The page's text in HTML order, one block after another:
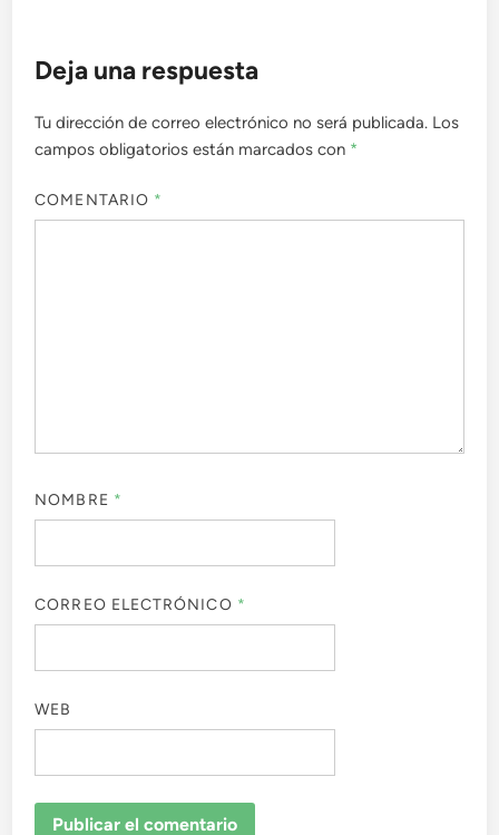
Deja una respuesta
Tu dirección de correo electrónico no será publicada. Los
campos obligatorios están marcados con *
COMENTARIO *
NOMBRE *
CORREO ELECTRÓNICO *
WEB